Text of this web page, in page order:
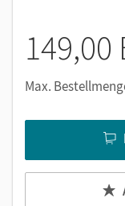
149,00
Max.